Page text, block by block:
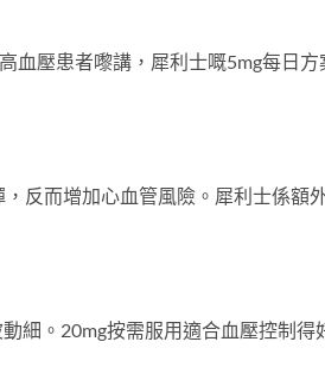
血壓患者嚟講，犀利士嘅5mg每日方
反而增加心血管風險。犀利士係額
細。20mg按需服用適合血壓控制得